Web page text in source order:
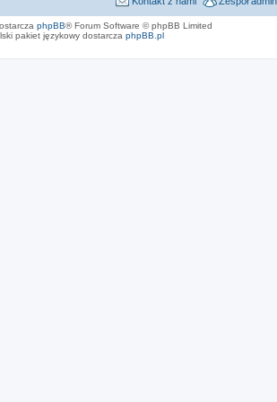
phpBB® Forum Software © phpBB Limited
pakiet językowy dostarcza phpBB.pl